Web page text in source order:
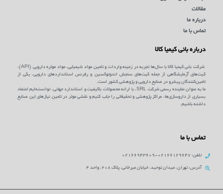
مقالات
درباره ما
تماس با ما
درباره بانی کیمیا کالا
شرکت بانی کیمیا کالا با سال‌ها تجربه در زمینه واردات و تامین مواد شیمیایی، مواد موثره دارویی (API)،
کیت‌های آزمایشگاهی از جمله کیت‌های سنجش اندوتوکسین و رفرنس استانداردهای دارویی، یکی از
تامین‌کنندگان پیشرو در صنایع دارویی و پژوهشی کشور است.
ما به عنوان نماینده رسمی شرکت SRL، با ارائه محصولات باکیفیت و استاندارد جهانی، توانسته‌ایم اعتماد
بسیاری از داروسازی‌ها، مراکز پژوهشی و تحقیقاتی را جلب کنیم و نقشی موثر در تامین نیازهای این صنایع
داشته باشیم.
تماس با ما
تلفن: 02166129647-02166943609
آدرس: تهران، میدان توحید، خیابان میرخانی، پلاک 208، واحد 4